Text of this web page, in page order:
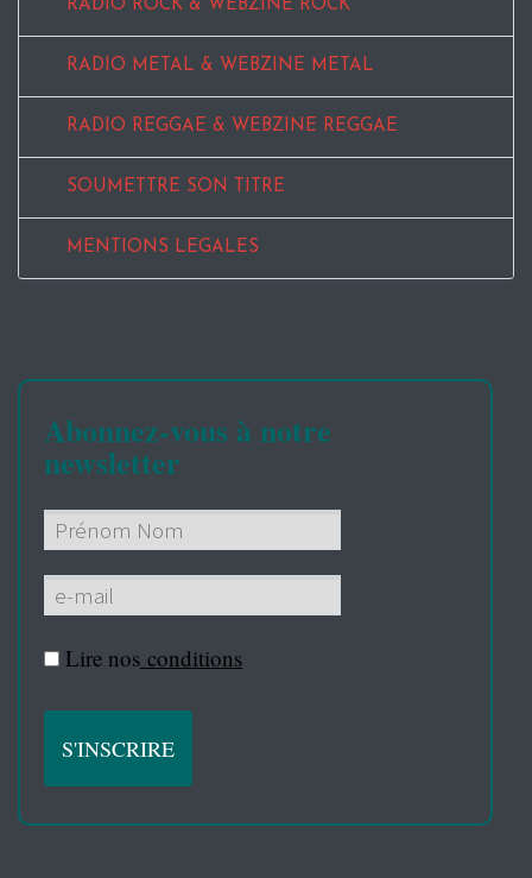
RADIO ROCK & WEBZINE ROCK
RADIO METAL & WEBZINE METAL
RADIO REGGAE & WEBZINE REGGAE
SOUMETTRE SON TITRE
MENTIONS LEGALES
Abonnez-vous à notre
newsletter
Lire nos conditions